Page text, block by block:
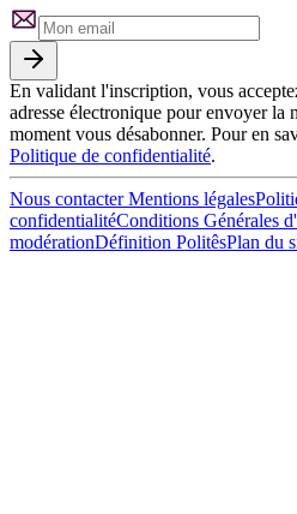
En validant l'inscription, vous
adresse électronique pour envoyer la
moment vous désabonner. Pour en
Politique de confidentialité.
Nous contacterMentions légales
confidentialitéConditions Générales
modérationDéfinition PolitêsPlan du